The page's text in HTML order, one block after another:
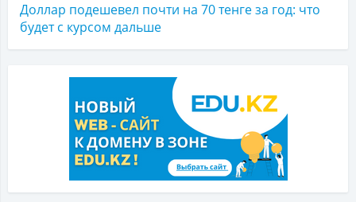
Доллар подешевел почти на 70 тенге за год: что
будет с курсом дальше